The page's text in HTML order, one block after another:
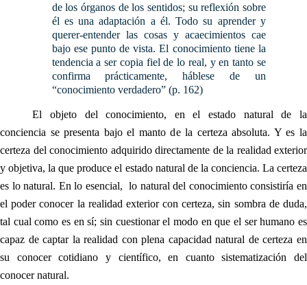
de los órganos de los sentidos; su reflexión sobre
él es una adaptación a él. Todo su aprender y
querer-entender las cosas y acaecimientos cae
bajo ese punto de vista. El conocimiento tiene la
tendencia a ser copia fiel de lo real, y en tanto se
confirma prácticamente, háblese de un
“conocimiento verdadero” (p. 162)
El objeto del conocimiento, en el estado natural de la
conciencia se presenta bajo el manto de la certeza absoluta. Y es la
certeza del conocimiento adquirido directamente de la realidad exterior
y objetiva, la que produce el estado natural de la conciencia. La certeza
es lo natural. En lo esencial, lo natural del conocimiento consistiría en
el poder conocer la realidad exterior con certeza, sin sombra de duda,
tal cual como es en sí; sin cuestionar el modo en que el ser humano es
capaz de captar la realidad con plena capacidad natural de certeza en
su conocer cotidiano y científico, en cuanto sistematización del
conocer natural.